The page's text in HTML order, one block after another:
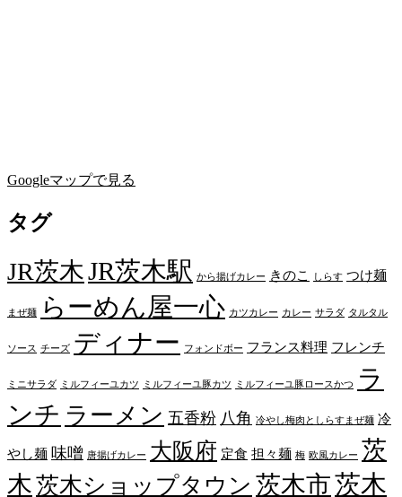
Googleマップで見る
タグ
JR茨木JR茨木駅 から揚げカレー きのこ しらす つけ麺
まぜ麺 らーめん屋一心 カツカレー カレー サラダ タルタル
ソース チーズ ディナー フォンドボー フランス料理 フレンチ
ミニサラダ ミルフィーユカツ ミルフィーユ豚カツ ミルフィーユ豚ロースかつ
ラ
ンチ ラーメン 五香粉 八角 冷やし梅肉としらすまぜ麺 冷
やし麺 味噌 唐揚げカレー 大阪府 定食 担々麺 梅 欧風カレー 茨
木茨木ショップタウン 茨木市茨木